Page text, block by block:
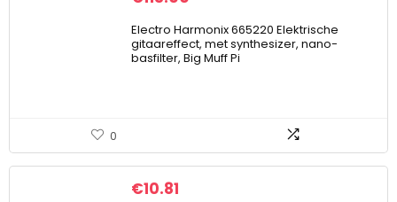
Electro Harmonix 665220 Elektrische
gitaareffect, met synthesizer, nano-
basfilter, Big Muff Pi
0
€10.81